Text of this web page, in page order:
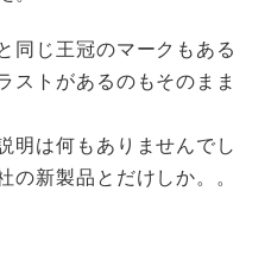
同じ王冠のマークもある
ストがあるのもそのまま
明は何もありませんでし
の新製品とだけしか。。